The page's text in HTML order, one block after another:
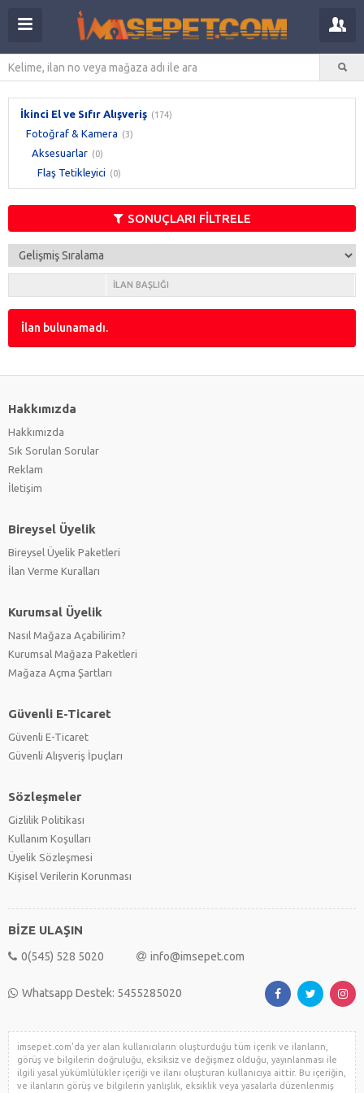
İkinci El ve Sıfır Alışveriş (174)
Fotoğraf & Kamera (3)
Aksesuarlar (0)
Flaş Tetikleyici (0)
SONUÇLARI FİLTRELE
İLAN BAŞLIĞI
İlan bulunamadı.
Hakkımızda
Hakkımızda
Sık Sorulan Sorular
Reklam
İletişim
Bireysel Üyelik
Bireysel Üyelik Paketleri
İlan Verme Kuralları
Kurumsal Üyelik
Nasıl Mağaza Açabilirim?
Kurumsal Mağaza Paketleri
Mağaza Açma Şartları
Güvenli E-Ticaret
Güvenli E-Ticaret
Güvenli Alışveriş İpuçları
Sözleşmeler
Gizlilik Politikası
Kullanım Koşulları
Üyelik Sözleşmesi
Kişisel Verilerin Korunması
BİZE ULAŞIN
0(545) 528 5020 info@imsepet.com
Whatsapp Destek: 5455285020
imsepet.com'da yer alan kullanıcıların oluşturduğu tüm içerik ve ilanların,
görüş ve bilgilerin doğruluğu, eksiksiz ve değişmez olduğu, yayınlanması ile
ilgili yasal yükümlülükler içeriği ve ilanı oluşturan kullanıcıya aittir. Bu içeriğin,
ve ilanların görüş ve bilgilerin yanlışlık, eksiklik veya yasalarla düzenlenmiş